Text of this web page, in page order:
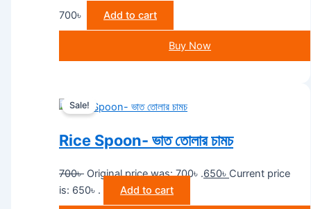
700৳ Add to cart
Buy Now
Sale!
Rice Spoon- ভাত তোলার চামচ
700৳ Original price was: 700৳ .650৳ Current price
is: 650৳ .
Add to cart